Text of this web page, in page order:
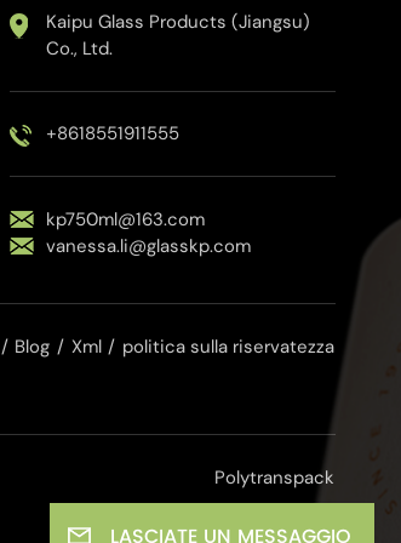
Kaipu Glass Products (Jiangsu)
Co., Ltd.
+8618551911555
kp750ml@163.com
vanessa.li@glasskp.com
/ Blog / Xml / politica sulla riservatezza
Polytranspack